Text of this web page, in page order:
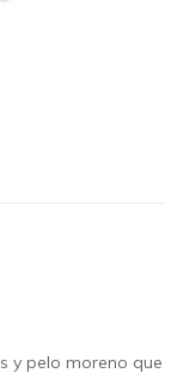
y pelo moreno que